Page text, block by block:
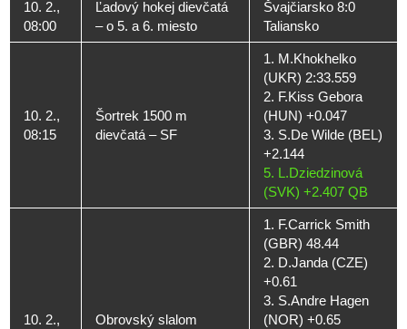
10. 2.,
08:00
Ľadový hokej dievčatá
– o 5. a 6. miesto
Švajčiarsko 8:0
Taliansko
10. 2.,
08:15
Šortrek 1500 m
dievčatá – SF
1. M.Khokhelko
(UKR) 2:33.559
2. F.Kiss Gebora
(HUN) +0.047
3. S.De Wilde (BEL)
+2.144
5. L.Dziedzinová
(SVK) +2.407 QB
10. 2.,
Obrovský slalom
1. F.Carrick Smith
(GBR) 48.44
2. D.Janda (CZE)
+0.61
3. S.Andre Hagen
(NOR) +0.65